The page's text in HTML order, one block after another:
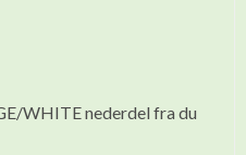
WHITE nederdel fra du